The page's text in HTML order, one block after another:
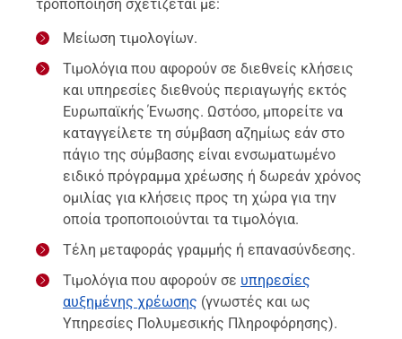
τροποποίηση σχετίζεται με:
Μείωση τιμολογίων.
Τιμολόγια που αφορούν σε διεθνείς κλήσεις
και υπηρεσίες διεθνούς περιαγωγής εκτός
Ευρωπαϊκής Ένωσης. Ωστόσο, μπορείτε να
καταγγείλετε τη σύμβαση αζημίως εάν στο
πάγιο της σύμβασης είναι ενσωματωμένο
ειδικό πρόγραμμα χρέωσης ή δωρεάν χρόνος
ομιλίας για κλήσεις προς τη χώρα για την
οποία τροποποιούνται τα τιμολόγια.
Τέλη μεταφοράς γραμμής ή επανασύνδεσης.
Τιμολόγια που αφορούν σε υπηρεσίες
αυξημένης χρέωσης (γνωστές και ως
Υπηρεσίες Πολυμεσικής Πληροφόρησης).